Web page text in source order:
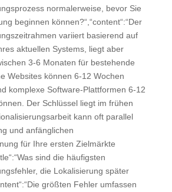
normalerweise, bevor Sie
beginnen können?“,“content“:“Der
variiert basierend auf
aktuellen Systems, liegt aber
3-6 Monaten für bestehende
Websites können 6-12 Wochen
komplexe Software-Plattformen 6-12
Der Schlüssel liegt im frühen
kann oft parallel
und anfänglichen
für Ihre ersten Zielmärkte
sind die häufigsten
die Lokalisierung später
größten Fehler umfassen